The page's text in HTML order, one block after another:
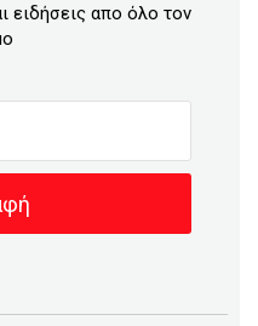
ειδήσεις απο όλο τον